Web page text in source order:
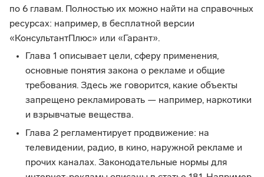
по 6 главам. Полностью их можно найти на справочных
ресурсах: например, в бесплатной версии
«КонсультантПлюс» или «Гарант».
Глава 1 описывает цели, сферу применения,
основные понятия закона о рекламе и общие
требования. Здесь же говорится, какие объекты
запрещено рекламировать — например, наркотики
и взрывчатые вещества.
Глава 2 регламентирует продвижение: на
телевидении, радио, в кино, наружной рекламе и
прочих каналах. Законодательные нормы для